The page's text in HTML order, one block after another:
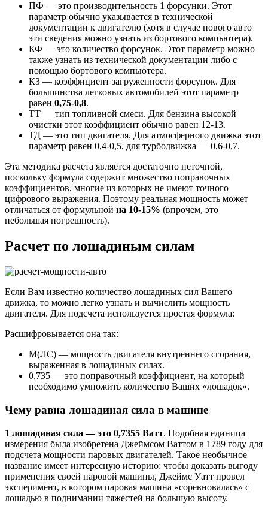
ПФ — это производительность 1 форсунки. Этот
параметр обычно указывается в технической
документации к двигателю (хотя в случае нового авто
эти сведения можно узнать из бортового компьютера).
КФ — это количество форсунок. Этот параметр можно
также узнать из технической документации либо с
помощью бортового компьютера.
КЗ — коэффициент загруженности форсунок. Для
большинства легковых автомобилей этот параметр
равен 0,75-0,8.
ТТ — тип топливной смеси. Для бензина высокой
очистки этот коэффициент обычно равен 12-13.
ТД — это тип двигателя. Для атмосферного движка этот
параметр равен 0,4-0,5, для турбодвижка — 0,6-0,7.
Эта методика расчета является достаточно неточной,
поскольку формула содержит множество поправочных
коэффициентов, многие из которых не имеют точного
цифрового выражения. Поэтому реальная мощность может
отличаться от формульной на 10-15% (впрочем, это
небольшая погрешность).
Расчет по лошадиным силам
Если Вам известно количество лошадиных сил Вашего
движка, то можно легко узнать и вычислить мощность
двигателя. Для подсчета используется простая формула:
Расшифровывается она так:
М(ЛС) — мощность двигателя внутреннего сгорания,
выраженная в лошадиных силах.
0,735 — это поправочный коэффициент, на который
необходимо умножить количество Ваших «лошадок».
Чему равна лошадиная сила в машине
1 лошадиная сила — это 0,7355 Ватт. Подобная единица
измерения была изобретена Джеймсом Ваттом в 1789 году для
подсчета мощности паровых двигателей. Такое необычное
название имеет интересную историю: чтобы доказать выгоду
применения своей паровой машины, Джеймс Уатт провел
эксперимент, в котором паровая машина «соревновалась» с
лошадью в поднимании тяжестей на большую высоту.